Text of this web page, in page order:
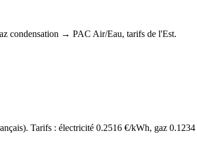
condensation → PAC Air/Eau, tarifs de l'Est.
Tarifs : électricité 0.2516 €/kWh, gaz 0.1234